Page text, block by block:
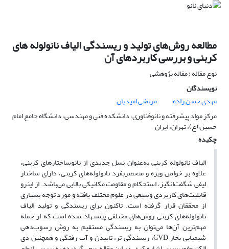
مطالعه روش‌‌های تولید و ریسندگی الیاف نانولوله های
کربنی و بررسی کاربردهای آن
نوع مقاله : مقاله پژوهشی
نویسندگان
مهدی حسن زاده
مرتضی امیدیان
مرکز مواد پیشرفته و نانوفناوری، دانشکده فنی و مهندسی، دانشگاه جامع امام
حسین (ع)، تهران، ایران
چکیده
الیاف نانولوله کربنی به‌عنوان نسل جدیدی از نانوساختارهای کربنی،
علاوه بر خواص ویژه و منحصربفرد نانولوله‌های کربنی، دارای ساختار
لیفی شگفت‌انگیز، استحکام و مقاومت مکانیکی بالایی می‌باشد. از اینرو
قابلیت‌های کاربردی وسیعی در علوم مختلف یافته و مورد توجه بسیاری
از محققان قرار گرفته است. تاکنون برای ریسندگی و تولید الیاف
نانولوله‌های کربنی روش‌های مختلفی پیشنهاد شده است که از جمله
مهم‌ترین آن‌ها می‌توان به ریسندگی مستقیم به روش رسوب‌دهی
شیمیایی بخار CVD، ریسندگی تر، تابیدن و آب رفتگی و همچنین دی